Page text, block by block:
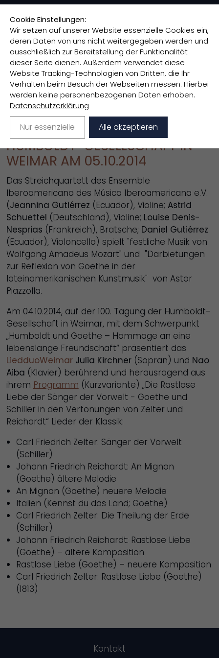
Nachwuchsförderung >
Nachwuchsförderung - Kunst
NACHWUCHSFÖRDERUNG -
KUNST
MATINEE DER 100. TAGUNG DER
HUMBOLDT-GESELLSCHAFT IN
WEIMAR AM 05.10.2014
Das Streichquartett des Ensemble
Iberoamericano des Música Iberoamericana e.V.
(Jeannina Gutiérrez (Ecuador), Violine; Astrid
Schuettel (Deutschland), Violine; Louise Denis-
Nesprias (Frankreich), Bratsche; Daniel Gutiérrez
(Ecuador), Violoncello) spielt "festliche Musik von
Wolfgang Amadeus Mozart" und "Darbietungen
zur Reflexion von Goethe in der
lateinamerikanischen Kunstmusik" von Astor
Piazzolla.
Am 04.10.2014, auf der 100. Tagung der Humboldt-
Gesellschaft in Weimar, mit dem Schwerpunkt
„Humboldt und Goethe – Hommage an eine
lebenslange Freundschaft“ präsentiert das
LiedduoWeimarJulia Kirchner(Sopran) und Nao
Aiba (Klavier) berührend und herausragend aus
ihrem Programm (Kurzvariante) „Die Rastlose
Liebe der Sänger der Vorwelt - Goethe und
Schiller in den Vertonungen von Zelter und
Reichardt“ Lieder der Klassik:
Carl Friedrich Zelter: Sänger der Vorwelt
(Schiller)
Johann Friedrich Reichardt: An Mignon
(Goethe) ältere Melodie
An Mignon (Goethe) neuere Melodie
Italien (Kennst du das Land; Goethe)
Carl Friedrich Zelter: Die Theilung der Erde
(Schiller)
Johann Friedrich Reichardt: Rastlose Liebe
(Goethe) – ältere Komposition
Rastlose Liebe (Goethe) – neuere Komposition
Carl Friedrich Zelter: Rastlose Liebe (Goethe)
(1813)
Kontakt
Cookie Einstellungen:
Wir setzen auf unserer Website essenzielle Cookies ein,
deren Daten von uns nicht weitergegeben werden und
ausschließlich zur Bereitstellung der Funktionalität
dieser Seite dienen. Außerdem verwendet diese
Website Tracking-Technologien von Dritten, die Ihr
Verhalten beim Besuch der Webseiten messen. Hierbei
werden keine personenbezogenen Daten erhoben.
Datenschutzerklärung
Nur essenzielle Alle akzeptieren